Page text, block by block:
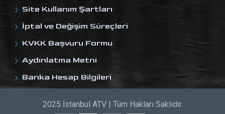
Site Kullanım Şartları
İptal ve Değişim Süreçleri
KVKK Başvuru Formu
Aydınlatma Metni
Banka Hesap Bilgileri
2025 İstanbul ATV | Tüm Hakları Saklıdır.